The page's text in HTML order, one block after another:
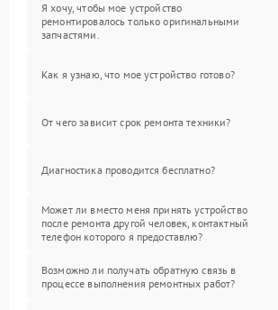
Я хочу, чтобы мое устройство
ремонтировалось только оригинальными
запчастями.
Как я узнаю, что мое устройство готово?
От чего зависит срок ремонта техники?
Диагностика проводится бесплатно?
Может ли вместо меня принять устройство
после ремонта другой человек, контактный
телефон которого я предоставлю?
Возможно ли получать обратную связь в
процессе выполнения ремонтных работ?